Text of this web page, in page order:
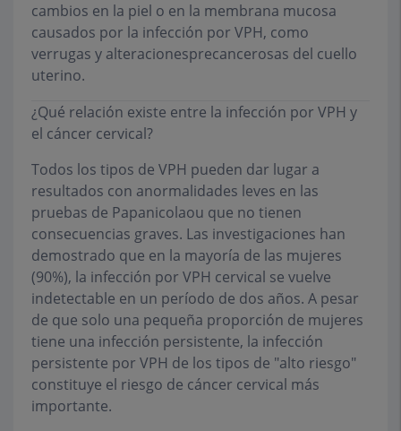
cambios en la piel o en la membrana mucosa
causados por la infección por VPH, como
verrugas y alteracionesprecancerosas del cuello
uterino.
¿Qué relación existe entre la infección por VPH y
el cáncer cervical?
Todos los tipos de VPH pueden dar lugar a
resultados con anormalidades leves en las
pruebas de Papanicolaou que no tienen
consecuencias graves. Las investigaciones han
demostrado que en la mayoría de las mujeres
(90%), la infección por VPH cervical se vuelve
indetectable en un período de dos años. A pesar
de que solo una pequeña proporción de mujeres
tiene una infección persistente, la infección
persistente por VPH de los tipos de "alto riesgo"
constituye el riesgo de cáncer cervical más
importante.